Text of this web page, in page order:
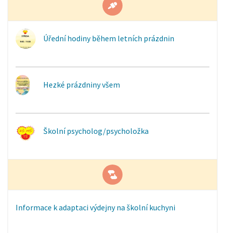
Úřední hodiny během letních prázdnin
Hezké prázdniny všem
Školní psycholog/psycholožka
Informace k adaptaci výdejny na školní kuchyni